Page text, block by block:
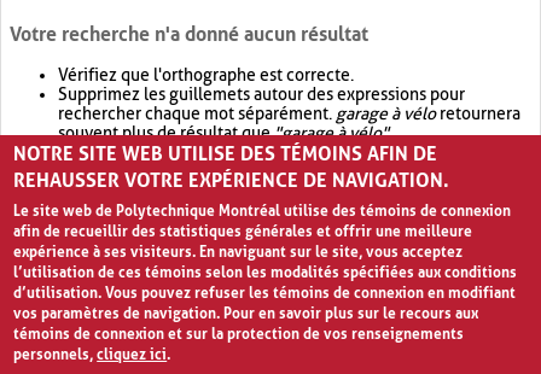
Votre recherche n'a donné aucun résultat
Vérifiez que l'orthographe est correcte.
Supprimez les guillemets autour des expressions pour
rechercher chaque mot séparément. garage à véloretournera
souvent plus de résultat que"garage à vélo".
Envisagez d'élargir votre recherche avec OR.garage OR vélo
retournera souvent plus de résultat quegarage à vélo
NOTRE SITE WEB UTILISE DES TÉMOINS AFIN DE
REHAUSSER VOTRE EXPÉRIENCE DE NAVIGATION.
Le site web de Polytechnique Montréal utilise des témoins de connexion
afin de recueillir des statistiques générales et offrir une meilleure
expérience à ses visiteurs. En naviguant sur le site, vous acceptez
l’utilisation de ces témoins selon les modalités spécifiées aux conditions
d’utilisation. Vous pouvez refuser les témoins de connexion en modifiant
vos paramètres de navigation. Pour en savoir plus sur le recours aux
témoins de connexion et sur la protection de vos renseignements
personnels,cliquez ici.